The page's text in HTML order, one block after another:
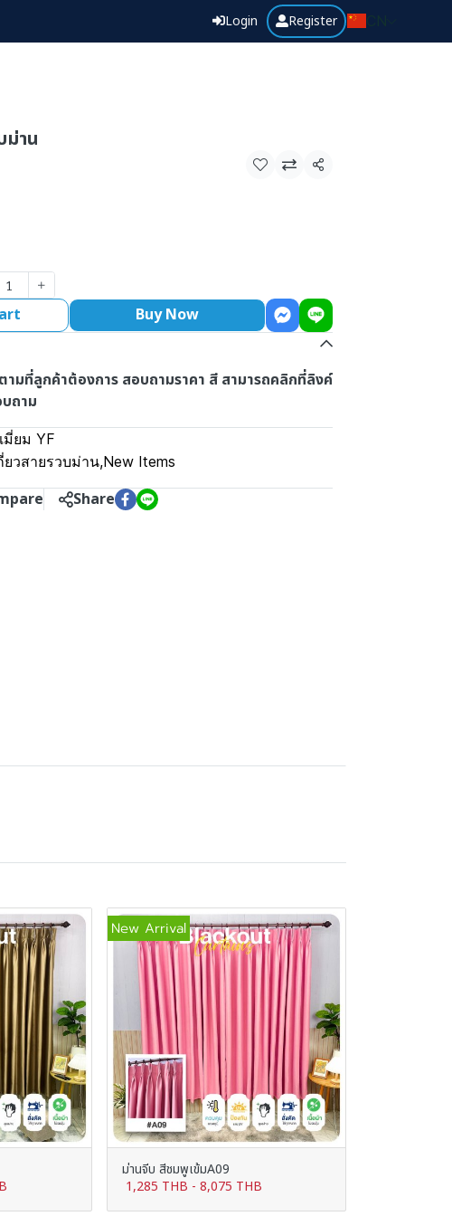
Login Register
ม่าน
Share
Buy Now
ามที่ลูกค้าต้องการ สอบถามราคา สี สามารถคลิกที่ลิงค์
ถาม
มี่ยม YF
ยวสายรวบม่าน,New Items
Share
New Arrival
ม่านจีบ สีชมพูเข้มA09
1,285 THB - 8,075 THB